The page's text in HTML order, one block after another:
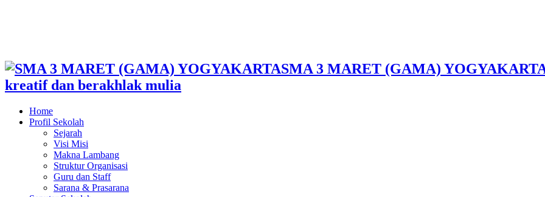
SMA 3 MARET (GAMA)
kreatif dan berakhlak mulia
Home
Profil Sekolah
Sejarah
Visi Misi
Makna Lambang
Struktur Organisasi
Guru dan Staff
Sarana & Prasarana